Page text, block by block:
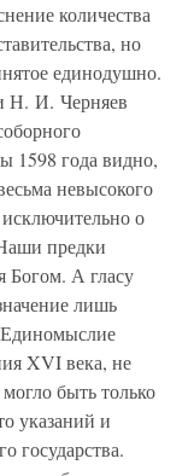
количества
но
единодушно.
Н. И. Черняев
1598 года видно,
невысокого
о
предки
Богом. А гласу
лишь
XVI века, не
быть только
указаний и
государства.